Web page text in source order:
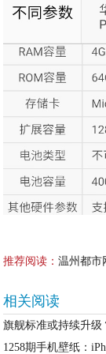
推荐阅读：温州都市
相关阅读
旗舰标准或持续升级
1258期手机壁纸：